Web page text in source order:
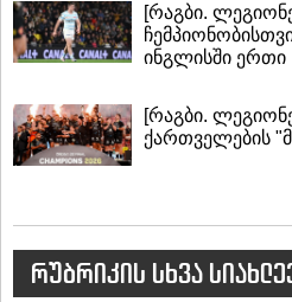
[რაგბი.
ინგლისში ერთი
[რაგბი.
ქართველების
რუბრიკის სხვა